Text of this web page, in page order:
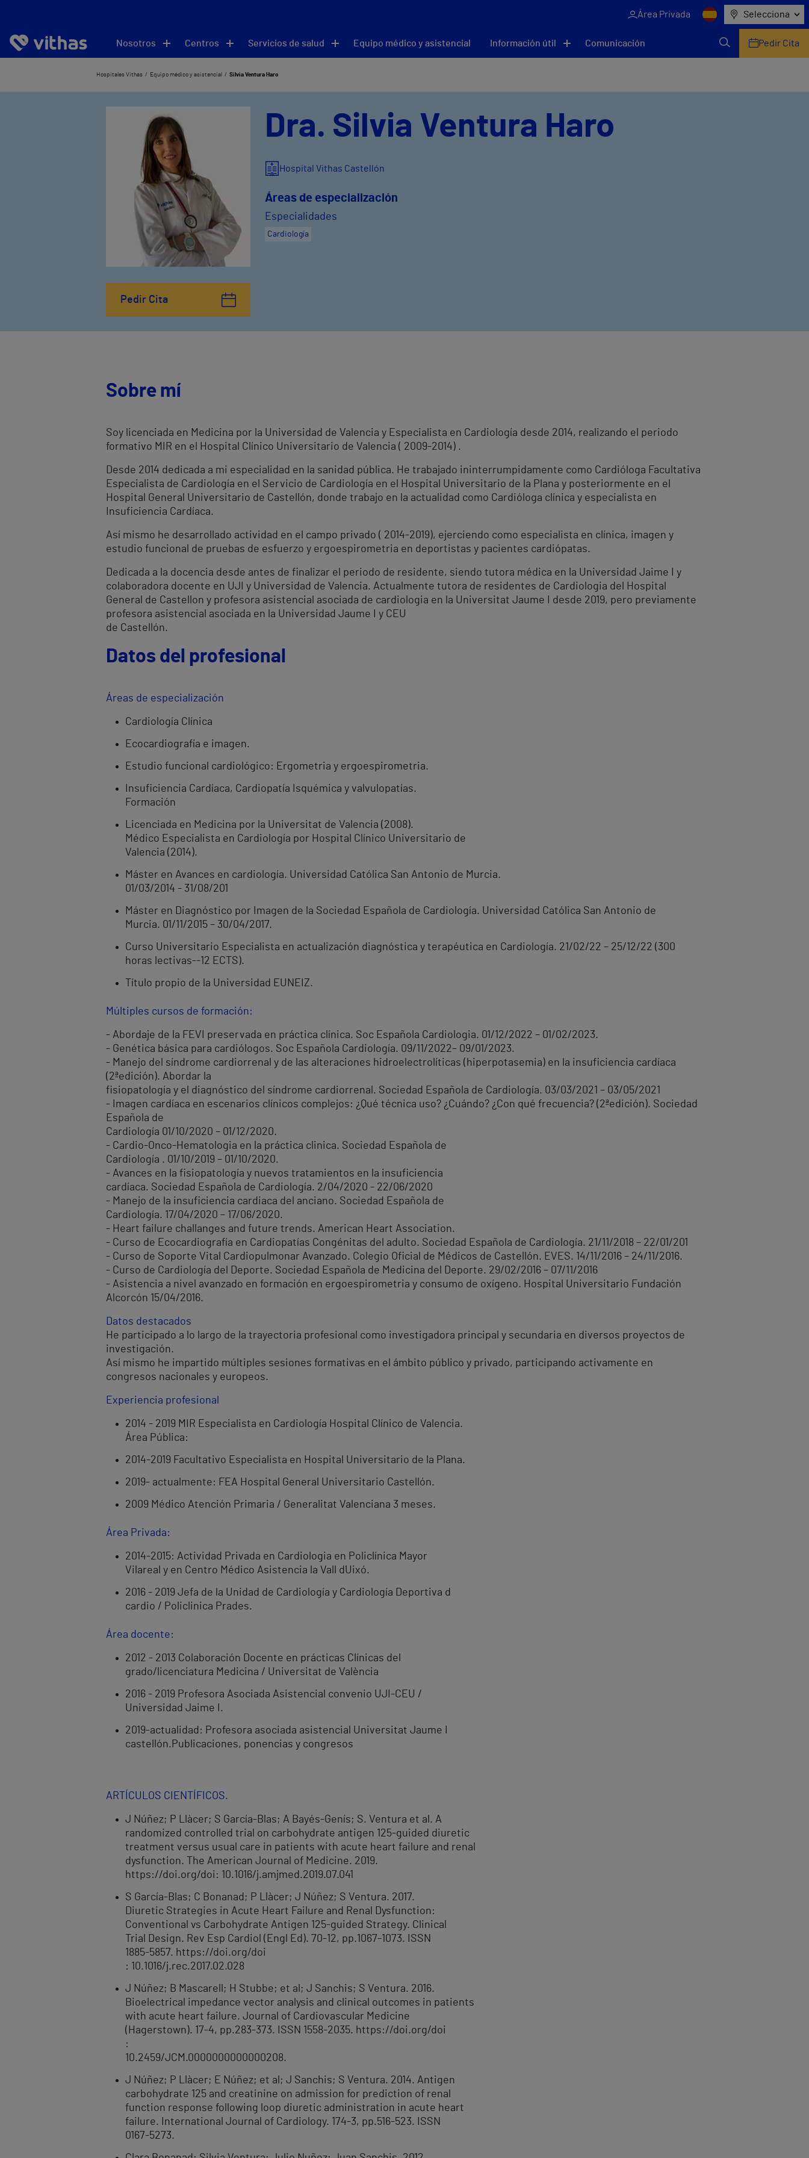
Área Privada Selecciona
Nosotros Centros Servicios de salud Equipo médico y asistencial Información útil Comunicación Pedir Cita
Hospitales Vithas Equipo médico y asistencial Silvia Ventura Haro
Pedir Cita
Dra. Silvia Ventura Haro
Hospital Vithas Castellón
Áreas de especialización
Especialidades
Cardiología
Sobre mí
Soy licenciada en Medicina por la Universidad de Valencia y Especialista en Cardiología desde 2014, realizando el periodo
formativo MIR en el Hospital Clínico Universitario de Valencia ( 2009-2014) .
Desde 2014 dedicada a mi especialidad en la sanidad pública. He trabajado ininterrumpidamente como Cardióloga Facultativa
Especialista de Cardiología en el Servicio de Cardiología en el Hospital Universitario de la Plana y posteriormente en el
Hospital General Universitario de Castellón, donde trabajo en la actualidad como Cardióloga clínica y especialista en
Insuficiencia Cardíaca.
Así mismo he desarrollado actividad en el campo privado ( 2014-2019), ejerciendo como especialista en clínica, imagen y
estudio funcional de pruebas de esfuerzo y ergoespirometria en deportistas y pacientes cardiópatas.
Dedicada a la docencia desde antes de finalizar el periodo de residente, siendo tutora médica en la Universidad Jaime I y
colaboradora docente en UJI y Universidad de Valencia. Actualmente tutora de residentes de Cardiologia del Hospital
General de Castellon y profesora asistencial asociada de cardiologia en la Universitat Jaume I desde 2019, pero previamente
profesora asistencial asociada en la Universidad Jaume I y CEU
de Castellón.
Datos del profesional
Áreas de especialización
Cardiología Clínica
Ecocardiografía e imagen.
Estudio funcional cardiológico: Ergometria y ergoespirometria.
Insuficiencia Cardíaca, Cardiopatía Isquémica y valvulopatías.
Formación
Licenciada en Medicina por la Universitat de Valencia (2008).
Médico Especialista en Cardiología por Hospital Clínico Universitario de
Valencia (2014).
Máster en Avances en cardiología. Universidad Católica San Antonio de Murcia.
01/03/2014 - 31/08/201
Máster en Diagnóstico por Imagen de la Sociedad Española de Cardiología. Universidad Católica San Antonio de
Murcia. 01/11/2015 – 30/04/2017.
Curso Universitario Especialista en actualización diagnóstica y terapéutica en Cardiología. 21/02/22 – 25/12/22 (300
horas lectivas--12 ECTS).
Título propio de la Universidad EUNEIZ.
Múltiples cursos de formación:
- Abordaje de la FEVI preservada en práctica clínica. Soc Española Cardiologia. 01/12/2022 – 01/02/2023.
- Genética básica para cardiólogos. Soc Española Cardiología. 09/11/2022– 09/01/2023.
- Manejo del síndrome cardiorrenal y de las alteraciones hidroelectrolíticas (hiperpotasemia) en la insuficiencia cardíaca
(2ªedición). Abordar la
fisiopatología y el diagnóstico del síndrome cardiorrenal. Sociedad Española de Cardiología. 03/03/2021 – 03/05/2021
- Imagen cardíaca en escenarios clínicos complejos: ¿Qué técnica uso? ¿Cuándo? ¿Con qué frecuencia? (2ªedición). Sociedad
Española de
Cardiología 01/10/2020 – 01/12/2020.
- Cardio-Onco-Hematologia en la práctica clinica. Sociedad Española de
Cardiología . 01/10/2019 – 01/10/2020.
- Avances en la fisiopatología y nuevos tratamientos en la insuficiencia
cardíaca. Sociedad Española de Cardiología. 2/04/2020 - 22/06/2020
- Manejo de la insuficiencia cardiaca del anciano. Sociedad Española de
Cardiología. 17/04/2020 – 17/06/2020.
- Heart failure challanges and future trends. American Heart Association.
- Curso de Ecocardiografía en Cardiopatías Congénitas del adulto. Sociedad Española de Cardiología. 21/11/2018 – 22/01/201
- Curso de Soporte Vital Cardiopulmonar Avanzado. Colegio Oficial de Médicos de Castellón. EVES. 14/11/2016 – 24/11/2016.
- Curso de Cardiología del Deporte. Sociedad Española de Medicina del Deporte. 29/02/2016 – 07/11/2016
- Asistencia a nivel avanzado en formación en ergoespirometria y consumo de oxígeno. Hospital Universitario Fundación
Alcorcón 15/04/2016.
Datos destacados
He participado a lo largo de la trayectoria profesional como investigadora principal y secundaria en diversos proyectos de
investigación.
Así mismo he impartido múltiples sesiones formativas en el ámbito público y privado, participando activamente en
congresos nacionales y europeos.
Experiencia profesional
2014 - 2019 MIR Especialista en Cardiología Hospital Clínico de Valencia.
Área Pública:
2014-2019 Facultativo Especialista en Hospital Universitario de la Plana.
2019- actualmente: FEA Hospital General Universitario Castellón.
2009 Médico Atención Primaria / Generalitat Valenciana 3 meses.
Área Privada:
2014-2015: Actividad Privada en Cardiologia en Policlínica Mayor
Vilareal y en Centro Médico Asistencia la Vall d´Uixó.
2016 - 2019 Jefa de la Unidad de Cardiología y Cardiología Deportiva d
cardio / Policlinica Prades.
Área docente:
2012 - 2013 Colaboración Docente en prácticas Clínicas del
grado/licenciatura Medicina / Universitat de València
2016 - 2019 Profesora Asociada Asistencial convenio UJI-CEU /
Universidad Jaime I.
2019-actualidad: Profesora asociada asistencial Universitat Jaume I
castellón.Publicaciones, ponencias y congresos
ARTÍCULOS CIENTÍFICOS.
J Núñez; P Llàcer; S García-Blas; A Bayés-Genís; S. Ventura et al. A
randomized controlled trial on carbohydrate antigen 125-guided diuretic
treatment versus usual care in patients with acute heart failure and renal
dysfunction. The American Journal of Medicine. 2019.
https://doi.org/doi: 10.1016/j.amjmed.2019.07.041
S García-Blas; C Bonanad; P Llàcer; J Núñez; S Ventura. 2017.
Diuretic Strategies in Acute Heart Failure and Renal Dysfunction:
Conventional vs Carbohydrate Antigen 125-guided Strategy. Clinical
Trial Design. Rev Esp Cardiol (Engl Ed). 70-12, pp.1067-1073. ISSN
1885-5857. https://doi.org/doi
: 10.1016/j.rec.2017.02.028
J Núñez; B Mascarell; H Stubbe; et al; J Sanchis; S Ventura. 2016.
Bioelectrical impedance vector analysis and clinical outcomes in patients
with acute heart failure. Journal of Cardiovascular Medicine
(Hagerstown). 17-4, pp.283-373. ISSN 1558-2035. https://doi.org/doi
:
10.2459/JCM.0000000000000208.
J Núñez; P Llàcer; E Núñez; et al; J Sanchis; S Ventura. 2014. Antigen
carbohydrate 125 and creatinine on admission for prediction of renal
function response following loop diuretic administration in acute heart
failure. International Journal of Cardiology. 174-3, pp.516-523. ISSN
0167-5273.